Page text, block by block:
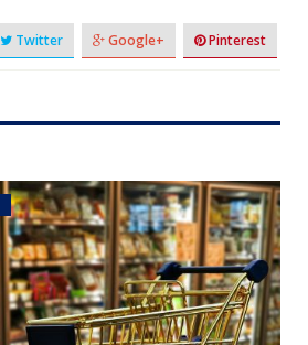
Twitter Google+ Pinterest